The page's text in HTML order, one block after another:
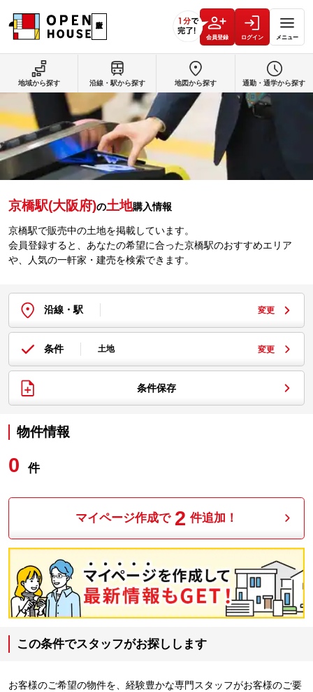
会員登録 ログイン メニュー
京橋駅(大阪府)の土地購入情報
京橋駅で販売中の土地を掲載しています。
会員登録すると、あなたの希望に合った京橋駅のおすすめエリア
や、人気の一軒家・建売を検索できます。
沿線・駅 変更
条件 土地 変更
条件保存
物件情報
0 件
マイページ作成で 2 件追加！
この条件でスタッフがお探しします
お客様のご希望の物件を、経験豊かな専門スタッフがお客様のご要
地域から探す 沿線・駅から探す 地図から探す 通勤・通学から探す